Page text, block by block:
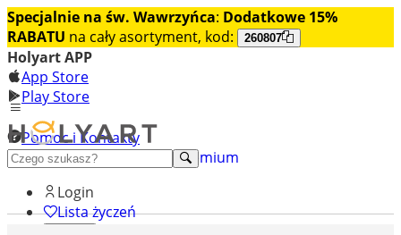
Specjalnie na św. Wawrzyńca: Dodatkowe 15%
RABATU na cały asortyment, kod: 260807
Holyart APP
App Store
Play Store
Pomoc i Kontakty
+48 222 922 860
Odkryj premium
Login
Lista życzeń